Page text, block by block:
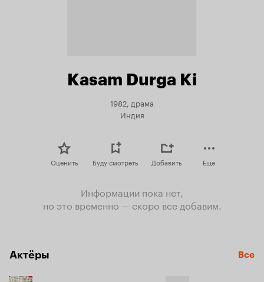
Kasam Durga Ki
1982, драма
Индия
Оценить Буду смотреть Добавить Еще
Информации пока нет,
но это временно — скоро все добавим.
Актёры Все